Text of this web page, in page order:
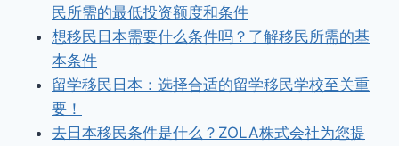
民所需的最低投资额度和条件
想移民日本需要什么条件吗？了解移民所需的基
本条件
留学移民日本：选择合适的留学移民学校至关重
要！
去日本移民条件是什么？ZOLA株式会社为您提